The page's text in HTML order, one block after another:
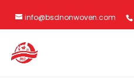
info@bsdnonwoven.com